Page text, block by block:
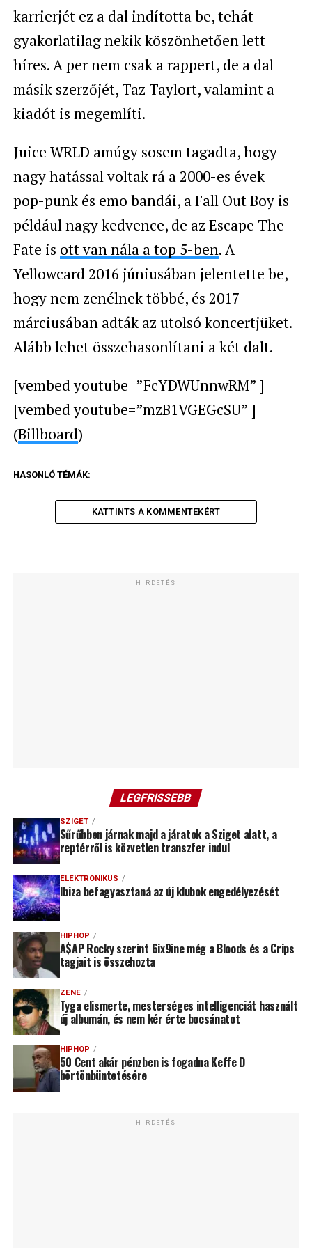
karrierjét ez a dal indította be, tehát
gyakorlatilag nekik köszönhetően lett
híres. A per nem csak a rappert, de a dal
másik szerzőjét, Taz Taylort, valamint a
kiadót is megemlíti.
Juice WRLD amúgy sosem tagadta, hogy
nagy hatással voltak rá a 2000-es évek
pop-punk és emo bandái, a Fall Out Boy is
például nagy kedvence, de az Escape The
Fate is ott van nála a top 5-ben. A
Yellowcard 2016 júniusában jelentette be,
hogy nem zenélnek többé, és 2017
márciusában adták az utolsó koncertjüket.
Alább lehet összehasonlítani a két dalt.
[vembed youtube=”FcYDWUnnwRM” ]
[vembed youtube=”mzB1VGEGcSU” ]
(Billboard)
HASONLÓ TÉMÁK:
KATTINTS A KOMMENTEKÉRT
HIRDETÉS
LEGFRISSEBB
SZIGET
Sűrűbben járnak majd a járatok a Sziget alatt, a
reptérről is közvetlen transzfer indul
ELEKTRONIKUS
Ibiza befagyasztaná az új klubok engedélyezését
HIPHOP
A$AP Rocky szerint 6ix9ine még a Bloods és a Crips
tagjait is összehozta
ZENE
Tyga elismerte, mesterséges intelligenciát használt
új albumán, és nem kér érte bocsánatot
HIPHOP
50 Cent akár pénzben is fogadna Keffe D
börtönbüntetésére
HIRDETÉS